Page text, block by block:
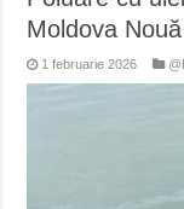
Moldova Nouă
1 februarie 2026